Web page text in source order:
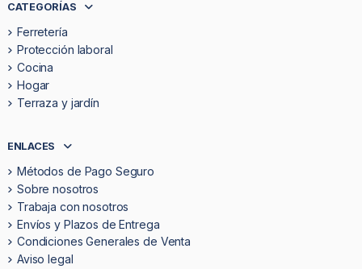
CATEGORÍAS
Ferretería
Protección laboral
Cocina
Hogar
Terraza y jardín
ENLACES
Métodos de Pago Seguro
Sobre nosotros
Trabaja con nosotros
Envíos y Plazos de Entrega
Condiciones Generales de Venta
Aviso legal